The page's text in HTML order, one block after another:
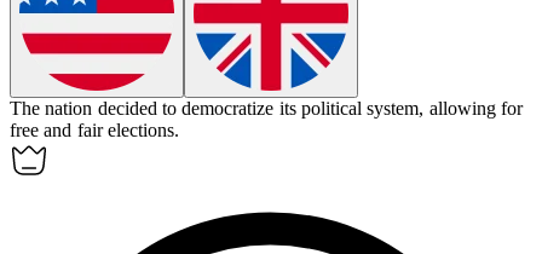
The nation decided todemocratize its political system, allowing for
free and fair elections.